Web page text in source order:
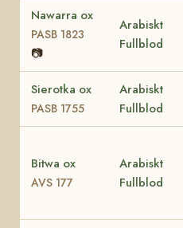
Nawarra ox
PASB 1823
📷
Arabiskt
Fullblod
Sierotka ox
PASB 1755
Arabiskt
Fullblod
Bitwa ox
AVS 177
Arabiskt
Fullblod